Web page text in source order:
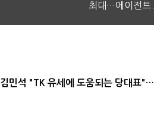
최대…에이전트
김민석 "TK 유세에 도움되는 당대표